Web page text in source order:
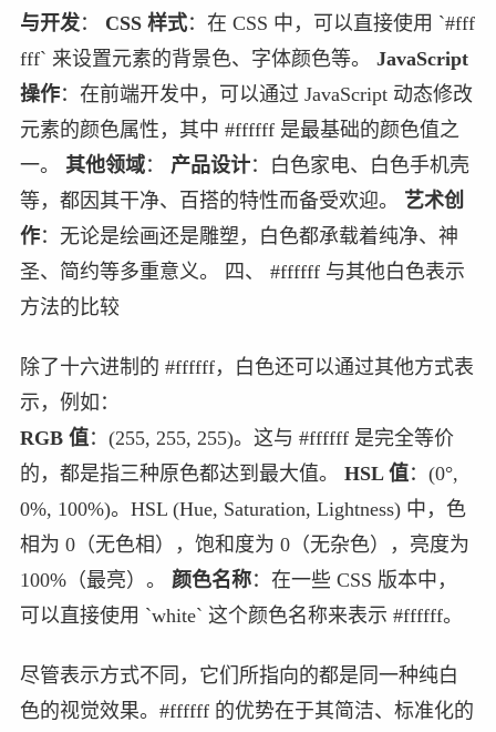
与开发： CSS 样式：在 CSS 中，可以直接使用 `#fff
fff` 来设置元素的背景色、字体颜色等。 JavaScript
操作：在前端开发中，可以通过 JavaScript 动态修改
元素的颜色属性，其中 #ffffff 是最基础的颜色值之
一。 其他领域： 产品设计：白色家电、白色手机壳
等，都因其干净、百搭的特性而备受欢迎。 艺术创
作：无论是绘画还是雕塑，白色都承载着纯净、神
圣、简约等多重意义。 四、 #ffffff 与其他白色表示
方法的比较
除了十六进制的 #ffffff，白色还可以通过其他方式表
示，例如：
RGB 值：(255, 255, 255)。这与 #ffffff 是完全等价
的，都是指三种原色都达到最大值。 HSL 值：(0°,
0%, 100%)。HSL (Hue, Saturation, Lightness) 中，色
相为 0（无色相），饱和度为 0（无杂色），亮度为
100%（最亮）。 颜色名称：在一些 CSS 版本中，
可以直接使用 `white` 这个颜色名称来表示 #ffffff。
尽管表示方式不同，它们所指向的都是同一种纯白
色的视觉效果。#ffffff 的优势在于其简洁、标准化的